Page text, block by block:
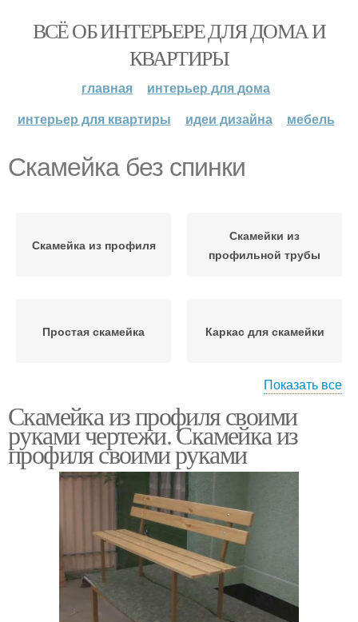
ВСЁ ОБ ИНТЕРЬЕРЕ ДЛЯ ДОМА И
КВАРТИРЫ
главная
интерьер для дома
интерьер для квартиры
идеи дизайна мебель
Скамейка без спинки
Скамейка из профиля
Скамейки из
профильной трубы
Простая скамейка Каркас для скамейки
Садовая скамейка Деревянные скамейки
Скамейки из пластика Скамейка со спинкой
Скамейки со спинкой
Скамейка из
профильной трубы
Показать все
Скамейка из профиля своими
руками чертежи. Скамейка из
профиля своими руками